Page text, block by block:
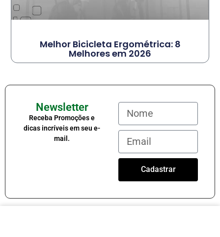
Melhor Bicicleta Ergométrica: 8
Melhores em 2026
Newsletter
Receba Promoções e
dicas incríveis em seu e-
mail.
Cadastrar